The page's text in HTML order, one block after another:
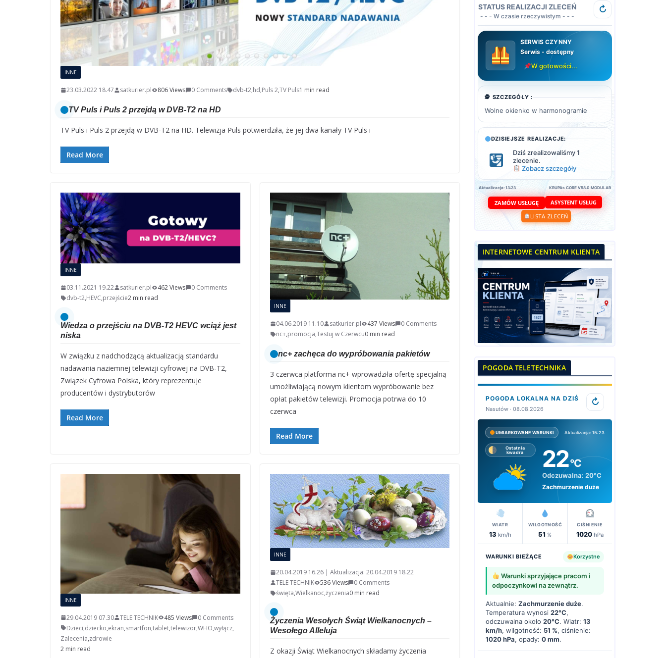
INNE
23.03.2022 18.47 satkurier.pl 806 Views 0 Comments dvb-t2,hd,Puls 2,TV Puls1 min read
TV Puls i Puls 2 przejdą w DVB-T2 na HD
TV Puls i Puls 2 przejdą w DVB-T2 na HD. Telewizja Puls potwierdziła, że jej dwa kanały TV Puls i
Read More
INNE
03.11.2021 19.22 satkurier.pl 462 Views
0 Comments
dvb-t2,HEVC,przejście2 min read
Wiedza o przejściu na DVB-T2 HEVC wciąż jest
niska
W związku z nadchodzącą aktualizacją standardu
nadawania naziemnej telewizji cyfrowej na DVB-T2,
Związek Cyfrowa Polska, który reprezentuje
producentów i dystrybutorów
Read More
INNE
04.06.2019 11.10 satkurier.pl 437 Views
0 Comments
nc+,promocja,Testuj w Czerwcu0 min read
nc+ zachęca do wypróbowania pakietów
3 czerwca platforma nc+ wprowadziła ofertę specjalną
umożliwiającą nowym klientom wypróbowanie bez
opłat pakietów telewizji. Promocja potrwa do 10
czerwca
Read More
INNE
29.04.2019 07.30 TELE TECHNIK 485 Views
0 Comments
Dzieci,dziecko,ekran,smartfon,tablet,telewizor,WHO,wyłącz,
Zalecenia,zdrowie
2 min read
INNE
20.04.2019 16.26 | Aktualizacja: 20.04.2019 18.22
TELE TECHNIK
536 Views
0 Comments
święta,Wielkanoc,życzenia0 min read
Życzenia Wesołych Świąt Wielkanocnych –
Wesołego Alleluja
Z okazji Świąt Wielkanocnych składamy życzenia
STATUS REALIZACJI ZLECEŃ
- - - W czasie rzeczywistym - - -
↻
SERWIS CZYNNY
Serwis - dostępny
W gotowości...
🕵️ SZCZEGÓŁY :
Wolne okienko w harmonogramie
DZISIEJSZE REALIZACJE:
Dziś zrealizowaliśmy 1
zlecenie.
Zobacz szczegóły
Aktualizacja: 13:23 KRUPAs CORE V58.0 MODULAR
ZAMÓW USŁUGĘ
ASYSTENT USŁUG
LISTA ZLECEŃ
INTERNETOWE CENTRUM KLIENTA
POGODA TELETECHNIKA
POGODA LOKALNA NA DZIŚ
Nasutów · 08.08.2026
↻
UMIARKOWANE WARUNKI Aktualizacja: 15:23
Ostatnia
kwadra
22°C
Odczuwalna: 20°C
Zachmurzenie duże
WIATR
13 km/h
WILGOTNOŚĆ
51 %
CIŚNIENIE
1020hPa
WARUNKI BIEŻĄCE Korzystne
Warunki sprzyjające pracom i
odpoczynkowi na zewnątrz.
Aktualnie: Zachmurzenie duże.
Temperatura wynosi 22°C,
odczuwalna około 20°C. Wiatr: 13
km/h, wilgotność: 51 %, ciśnienie:
1020 hPa, opady: 0 mm.